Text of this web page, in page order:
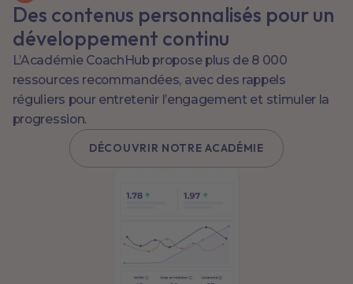
Des contenus personnalisés pour un
développement continu
L’Académie CoachHub propose plus de 8 000
ressources recommandées, avec des rappels
réguliers pour entretenir l’engagement et stimuler la
progression.
DÉCOUVRIR NOTRE ACADÉMIE